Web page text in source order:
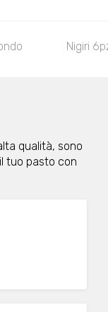
Nigiri
qualità, sono
tuo pasto con